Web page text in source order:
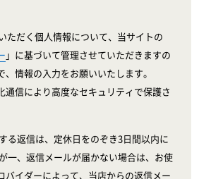
ただく個人情報について、当サイトの
」に基づいて管理させていただきますの
情報の入力をお願いいたします。
信により高度なセキュリティで保護さ
る返信は、定休日をのぞき3日間以内に
一、返信メールが届かない場合は、お使
バイダーによって、当店からの返信メー